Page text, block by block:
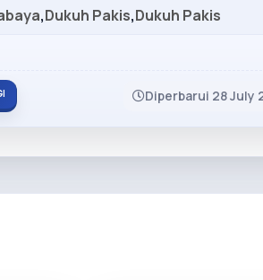
,Dukuh Pakis,Dukuh Pakis
Diperbarui 28 July